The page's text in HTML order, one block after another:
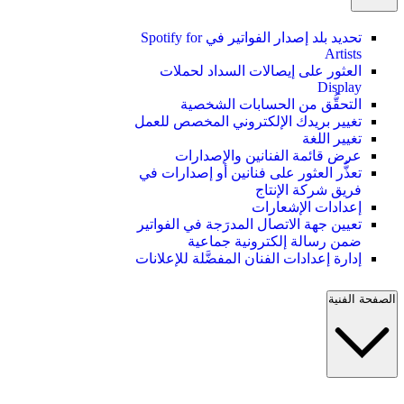
تحديد بلد إصدار الفواتير في Spotify for
Artists
العثور على إيصالات السداد لحملات
Display
التحقُّق من الحسابات الشخصية
تغيير بريدك الإلكتروني المخصص للعمل
تغيير اللغة
عرض قائمة الفنانين والإصدارات
تعذُّر العثور على فنانين أو إصدارات في
فريق شركة الإنتاج
إعدادات الإشعارات
تعيين جهة الاتصال المدرَجة في الفواتير
ضمن رسالة إلكترونية جماعية
إدارة إعدادات الفنان المفضَّلة للإعلانات
الصفحة الفنية